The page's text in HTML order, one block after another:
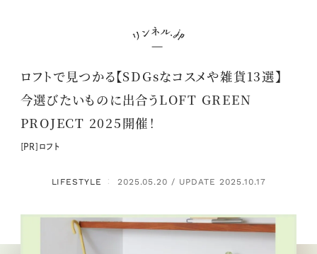
ロフトで見つかる【SDGsなコスメや雑貨13選】
今選びたいものに出合うLOFT GREEN
PROJECT 2025開催！
[PR]ロフト
LIFESTYLE ： 2025.05.20 / UPDATE 2025.10.17